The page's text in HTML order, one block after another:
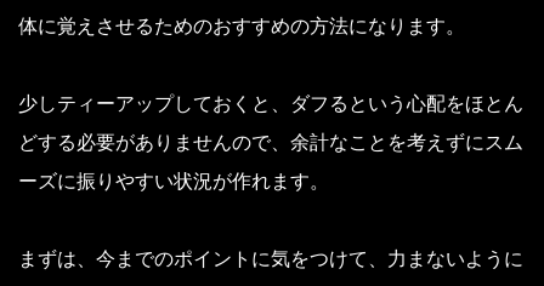
体に覚えさせるためのおすすめの方法になります。
少しティーアップしておくと、ダフるという心配をほとん
どする必要がありませんので、余計なことを考えずにスム
ーズに振りやすい状況が作れます。
まずは、今までのポイントに気をつけて、力まないように